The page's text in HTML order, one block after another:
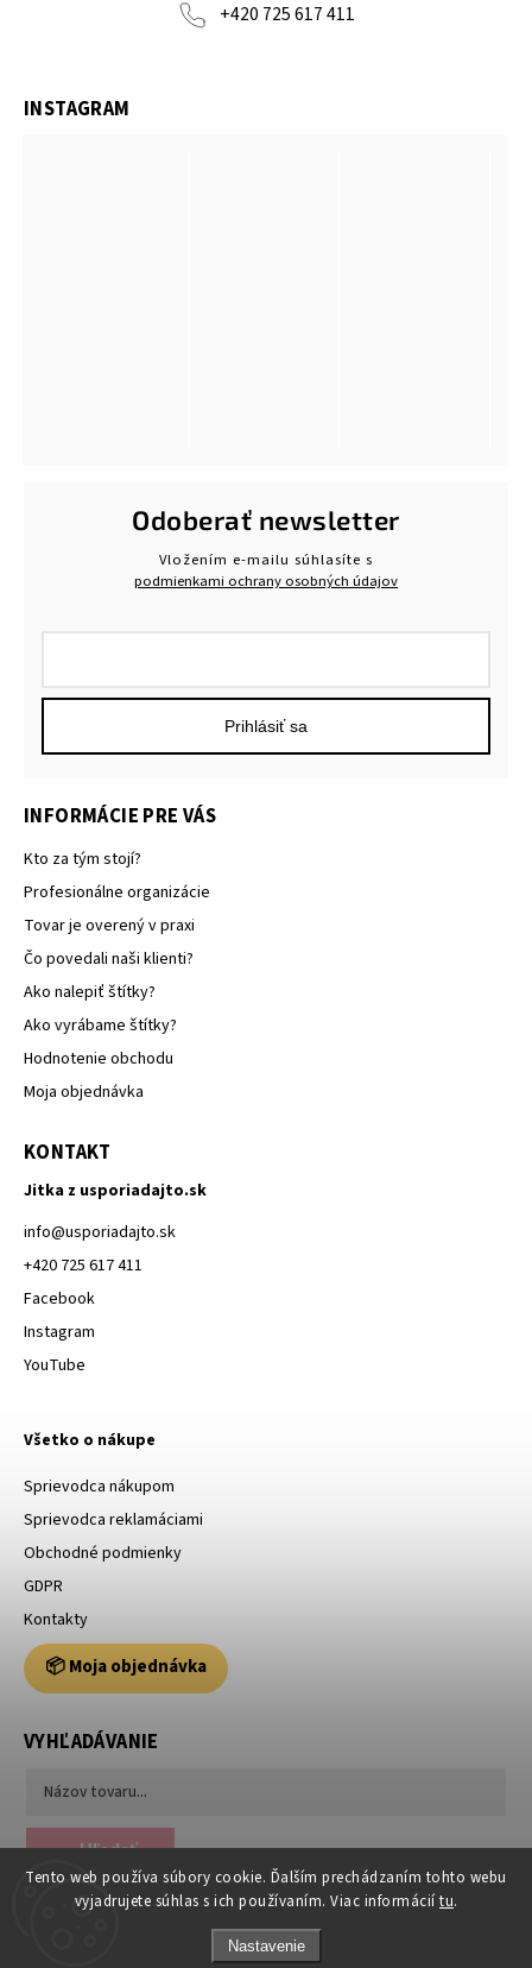
Tento web používa súbory cookie. Ďalším prechádzaním tohto webu
vyjadrujete súhlas s ich používaním. Viac informácií tu.
Nastavenie
+420 725 617 411
INSTAGRAM
INFORMÁCIE PRE VÁS
Kto za tým stojí?
Profesionálne organizácie
Tovar je overený v praxi
Čo povedali naši klienti?
Ako nalepiť štítky?
Ako vyrábame štítky?
Hodnotenie obchodu
Moja objednávka
KONTAKT
Jitka z usporiadajto.sk
info@usporiadajto.sk
+420 725 617 411
Facebook
Instagram
YouTube
Všetko o nákupe
Sprievodca nákupom
Sprievodca reklamáciami
Obchodné podmienky
GDPR
Kontakty
📦 Moja objednávka
VYHĽADÁVANIE
Hľadať
Odoberať newsletter
Vložením e-mailu súhlasíte s
podmienkami ochrany osobných údajov
Prihlásiť sa